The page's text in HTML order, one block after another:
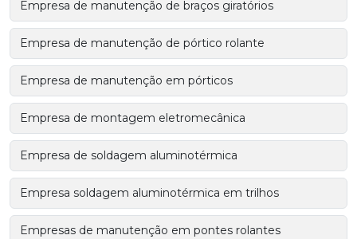
Empresa de manutenção de braços giratórios
Empresa de manutenção de pórtico rolante
Empresa de manutenção em pórticos
Empresa de montagem eletromecânica
Empresa de soldagem aluminotérmica
Empresa soldagem aluminotérmica em trilhos
Empresas de manutenção em pontes rolantes